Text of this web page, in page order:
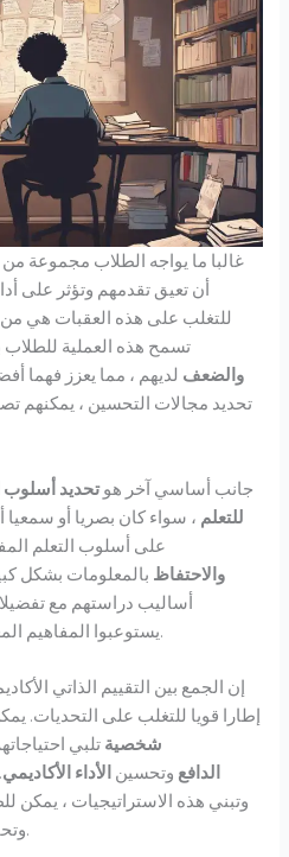
غالبا ما يواجه الطلاب مجموعة من
أن تعيق تقدمهم وتؤثر على
للتغلب على هذه العقبات هي
تسمح هذه العملية للطلاب
والضعف لديهم ، مما يعزز فهما
تحديد مجالات التحسين ، يمكنهم
جانب أساسي آخر هوتحديد أسلوب
للتعلم ، سواء كان بصريا أو
على أسلوب التعلم
والاحتفاظ بالمعلومات بشكل
أساليب دراستهم مع
يستوعبوا المفاهيم المعقدة ويؤدوا أداء أكاديميا أفضل.
إن الجمع بين التقييم الذاتي
إطارا قويا للتغلب على التحديات.
شخصية تلبي
الدافع وتحسين الأداء الأكاديمي
وتبني هذه الاستراتيجيات ، يمكن
وتحقيق أهدافهم بشكل أكثر فعالية.